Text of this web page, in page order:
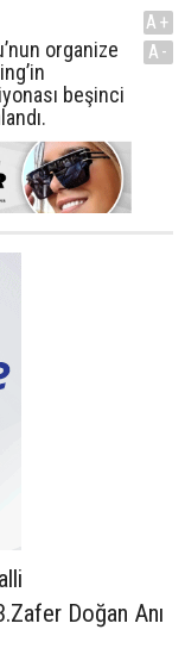
organize
beşinci
A+
A-
Doğan Anı